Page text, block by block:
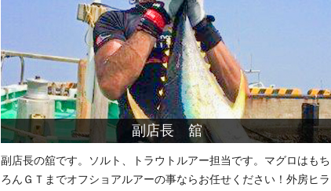
副店長 舘
副店長の舘です。ソルト、トラウトルアー担当です。マグロはもち
ろんＧＴまでオフショアルアーの事ならお任せください！外房ヒラ